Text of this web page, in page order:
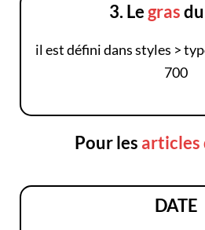
3. Legras
il est défini dans styles >
700
Pour les articles
DATE